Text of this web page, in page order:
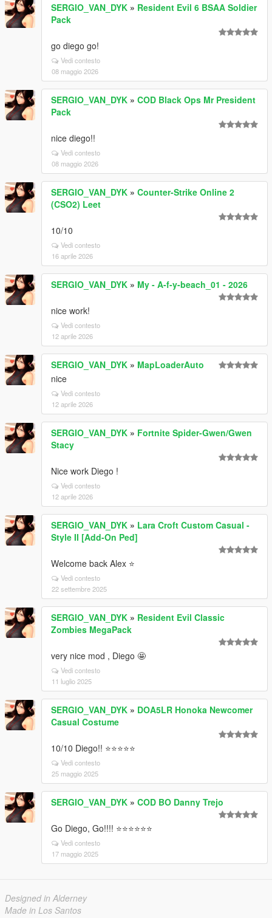
SERGIO_VAN_DYK » Resident Evil 6 BSAA Soldier
Pack
go diego go!
Vedi contesto
08 maggio 2026
SERGIO_VAN_DYK » COD Black Ops Mr President
Pack
nice diego!!
Vedi contesto
08 maggio 2026
SERGIO_VAN_DYK » Counter-Strike Online 2
(CSO2) Leet
10/10
Vedi contesto
16 aprile 2026
SERGIO_VAN_DYK » My - A-f-y-beach_01 - 2026
nice work!
Vedi contesto
12 aprile 2026
SERGIO_VAN_DYK » MapLoaderAuto
nice
Vedi contesto
12 aprile 2026
SERGIO_VAN_DYK » Fortnite Spider-Gwen/Gwen
Stacy
Nice work Diego !
Vedi contesto
12 aprile 2026
SERGIO_VAN_DYK » Lara Croft Custom Casual -
Style II [Add-On Ped]
Welcome back Alex ⭐
Vedi contesto
22 settembre 2025
SERGIO_VAN_DYK » Resident Evil Classic
Zombies MegaPack
very nice mod , Diego 🤩
Vedi contesto
11 luglio 2025
SERGIO_VAN_DYK » DOA5LR Honoka Newcomer
Casual Costume
10/10 Diego!! ⭐⭐⭐⭐⭐
Vedi contesto
25 maggio 2025
SERGIO_VAN_DYK » COD BO Danny Trejo
Go Diego, Go!!!! ⭐⭐⭐⭐⭐⭐
Vedi contesto
17 maggio 2025
Designed in Alderney
Made in Los Santos